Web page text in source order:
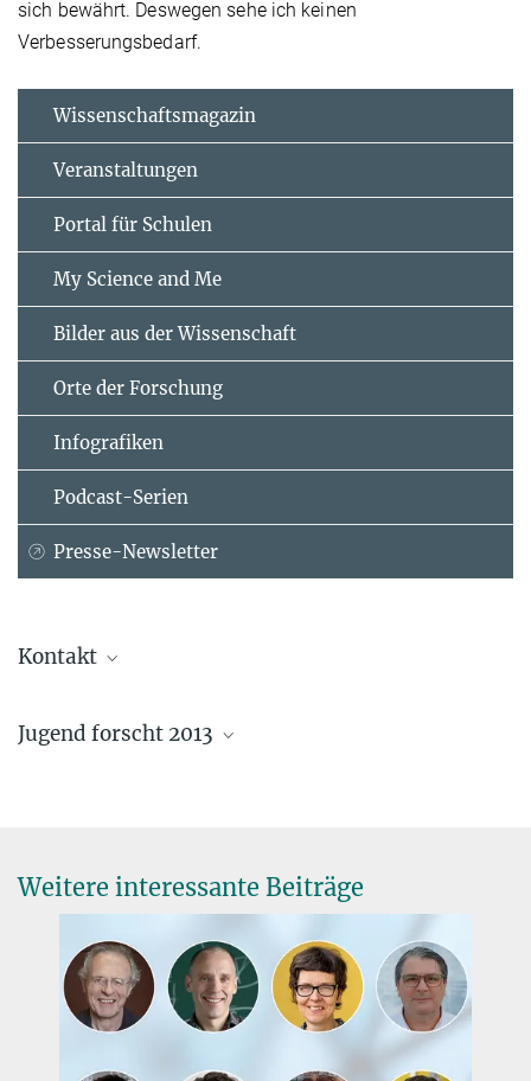
sich bewährt. Deswegen sehe ich keinen
Verbesserungsbedarf.
Wissenschaftsmagazin
Veranstaltungen
Portal für Schulen
My Science and Me
Bilder aus der Wissenschaft
Orte der Forschung
Infografiken
Podcast-Serien
Presse-Newsletter
Kontakt
Wissenschafts- und Unternehmenskommunikation
Jugend forscht 2013
Die Physik der Welle
2. JUNI 2013
Physik-Bundessieger 2013 wurde Daniel Pflüger aus Lüneburg. Mit
Laser und Digitalkamera untersuchte der 18-Jährige die komplexe
Weitere interessante Beiträge